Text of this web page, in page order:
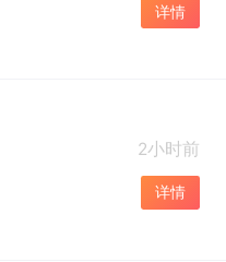
详情
2小时前
详情